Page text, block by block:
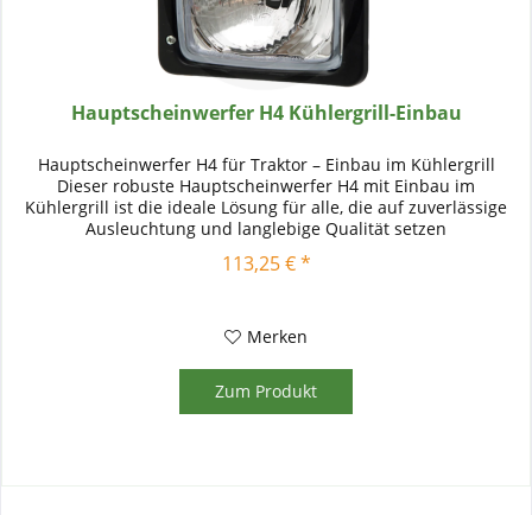
Hauptscheinwerfer H4 Kühlergrill-Einbau
Hauptscheinwerfer H4 für Traktor – Einbau im Kühlergrill
Dieser robuste Hauptscheinwerfer H4 mit Einbau im
Kühlergrill ist die ideale Lösung für alle, die auf zuverlässige
Ausleuchtung und langlebige Qualität setzen
113,25 € *
Merken
Zum Produkt